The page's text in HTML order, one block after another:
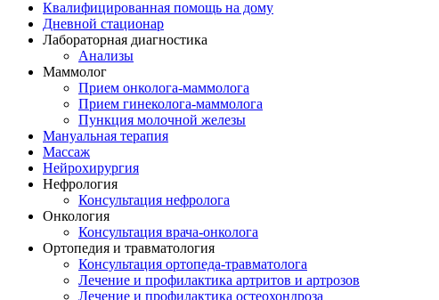
Квалифицированная помощь на дому
Дневной стационар
Лабораторная диагностика
Анализы
Маммолог
Прием онколога-маммолога
Прием гинеколога-маммолога
Пункция молочной железы
Мануальная терапия
Массаж
Нейрохирургия
Нефрология
Консультация нефролога
Онкология
Консультация врача-онколога
Ортопедия и травматология
Консультация ортопеда-травматолога
Лечение и профилактика артритов и артрозов
Лечение и профилактика остеохондроза